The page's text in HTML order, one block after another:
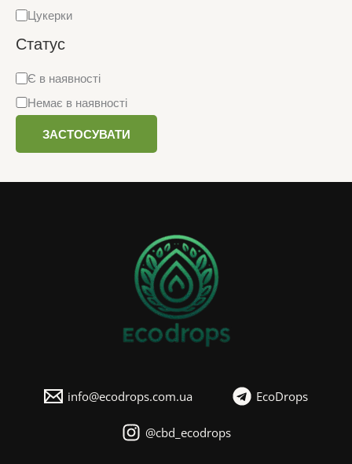
т
у
Цукерки
Статус
Д
о
с
Є в наявності
Немає в наявності
ЗАСТОСУВАТИ
info@ecodrops.com.ua EcoDrops
@cbd_ecodrops